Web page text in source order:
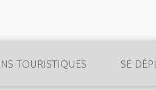
TOURISTIQUES SE